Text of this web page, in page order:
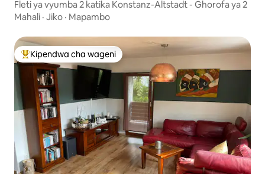
Fleti ya vyumba 2 katika Konstanz-Altstadt - Ghorofa ya 2
Mahali · Jiko · Mapambo
Kipendwa maarufu cha wageni
Kipendwa cha wageni